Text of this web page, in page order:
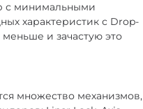
с минимальными
характеристик с Drop-
и зачастую это
множество механизмов,